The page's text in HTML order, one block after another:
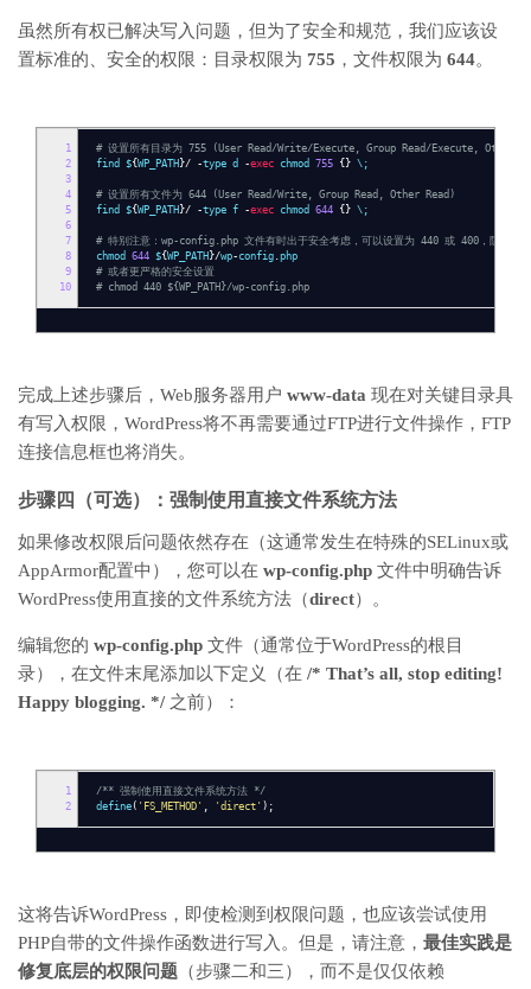
虽然所有权已解决写入问题，但为了安全和规范，我们应该设
置标准的、安全的权限：目录权限为 755 ，文件权限为 644。
1
2
3
4
5
6
7
8
9
10
# 设置所有目录为 755 (User Read/Write/Execute, Group Read/Execute, Other
find ${WP_PATH }/ -type d -exec chmod 755 {} \;
# 设置所有文件为 644 (User Read/Write, Group Read, Other Read)
find ${WP_PATH }/ -type f -exec chmod 644 {} \;
# 特别注意：wp-config.php 文件有时出于安全考虑，可以设置为 440 或 400，防止其
chmod 644 ${WP_PATH }/wp- config .php
# 或者更严格的安全设置
# chmod 440 ${WP_PATH}/wp-config.php
完成上述步骤后，Web服务器用户 www-data 现在对关键目录具
有写入权限，WordPress将不再需要通过FTP进行文件操作，FTP
连接信息框也将消失。
步骤四（可选）：强制使用直接文件系统方法
如果修改权限后问题依然存在（这通常发生在特殊的SELinux或
AppArmor配置中），您可以在 wp-config.php 文件中明确告诉
WordPress使用直接的文件系统方法（direct）。
编辑您的 wp-config.php 文件（通常位于WordPress的根目
录），在文件末尾添加以下定义（在 /* That’s all, stop editing!
Happy blogging. */之前）：
1
2
/** 强制使用直接文件系统方法 */
define ( 'FS_METHOD' , 'direct' );
这将告诉WordPress，即使检测到权限问题，也应该尝试使用
PHP自带的文件操作函数进行写入。但是，请注意， 最佳实践是
修复底层的权限问题 （步骤二和三），而不是仅仅依赖